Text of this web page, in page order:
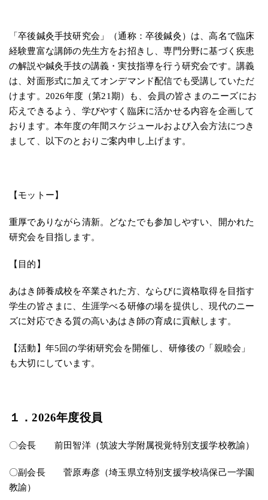
「卒後鍼灸手技研究会」（通称：卒後鍼灸）は、高名で臨床
経験豊富な講師の先生方をお招きし、専門分野に基づく疾患
の解説や鍼灸手技の講義・実技指導を行う研究会です。講義
は、対面形式に加えてオンデマンド配信でも受講していただ
けます。2026年度（第21期）も、会員の皆さまのニーズにお
応えできるよう、学びやすく臨床に活かせる内容を企画して
おります。本年度の年間スケジュールおよび入会方法につき
まして、以下のとおりご案内申し上げます。
【モットー】
重厚でありながら清新。どなたでも参加しやすい、開かれた
研究会を目指します。
【目的】
あはき師養成校を卒業された方、ならびに資格取得を目指す
学生の皆さまに、生涯学べる研修の場を提供し、現代のニー
ズに対応できる質の高いあはき師の育成に貢献します。
【活動】年5回の学術研究会を開催し、研修後の「親睦会」
も大切にしています。
１．2026年度役員
〇会長 前田智洋（筑波大学附属視覚特別支援学校教諭）
〇副会長 菅原寿彦（埼玉県立特別支援学校塙保己一学園
教諭）